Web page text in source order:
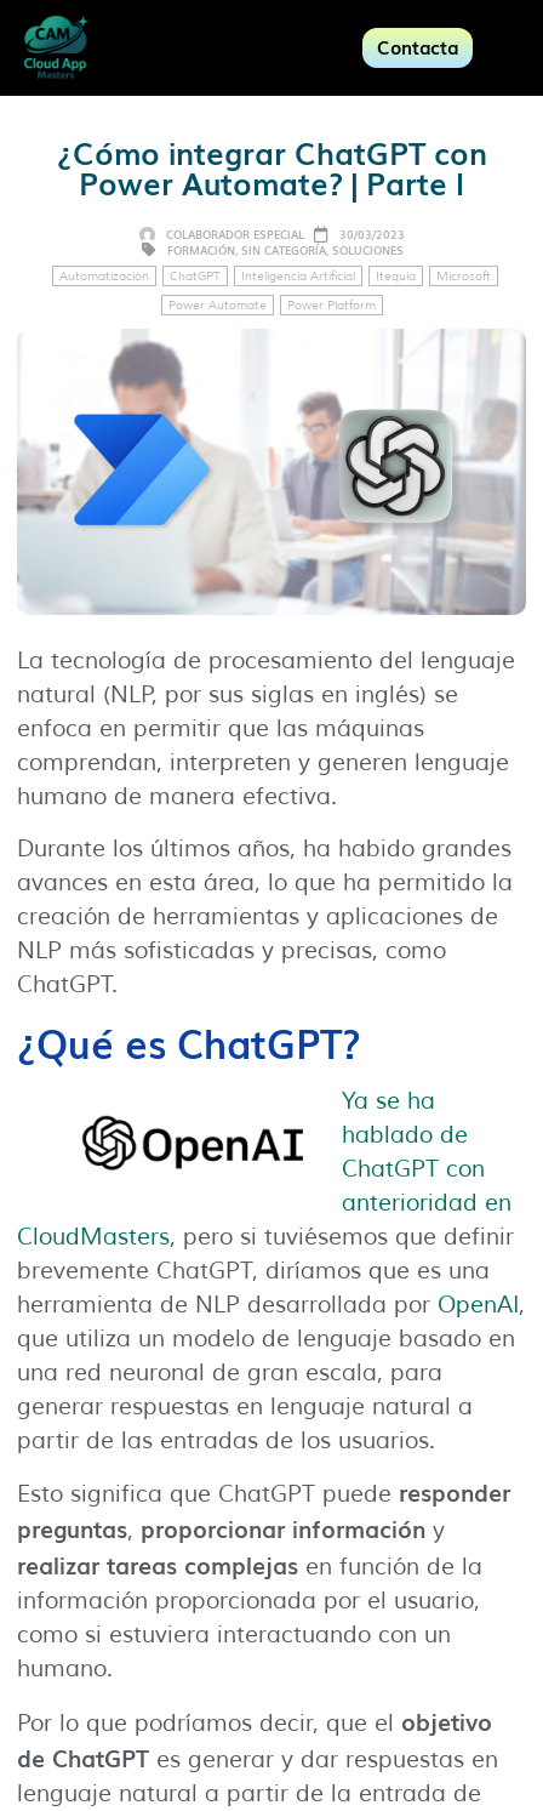
Contacta
¿Cómo integrar ChatGPT con
Power Automate? | Parte I
COLABORADOR ESPECIAL
30/03/2023
FORMACIÓN, SIN CATEGORÍA, SOLUCIONES
Automatización ChatGPT Inteligencia Artificial Itequia
Microsoft
Power Automate
Power Platform
La tecnología de procesamiento del lenguaje
natural (NLP, por sus siglas en inglés) se
enfoca en permitir que las máquinas
comprendan, interpreten y generen lenguaje
humano de manera efectiva.
Durante los últimos años, ha habido grandes
avances en esta área, lo que ha permitido la
creación de herramientas y aplicaciones de
NLP más sofisticadas y precisas, como
ChatGPT.
¿Qué es ChatGPT?
Ya se ha
hablado de
ChatGPT con
anterioridad en
CloudMasters, pero si tuviésemos que definir
brevemente ChatGPT, diríamos que es una
herramienta de NLP desarrollada por OpenAI,
que utiliza un modelo de lenguaje basado en
una red neuronal de gran escala, para
generar respuestas en lenguaje natural a
partir de las entradas de los usuarios.
Esto significa que ChatGPT puede responder
preguntas, proporcionar información y
realizar tareas complejas en función de la
información proporcionada por el usuario,
como si estuviera interactuando con un
humano.
Por lo que podríamos decir, que el objetivo
de ChatGPT es generar y dar respuestas en
lenguaje natural a partir de la entrada de